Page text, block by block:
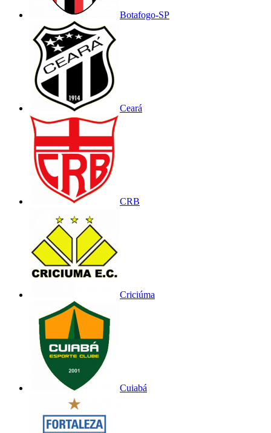
Botafogo-SP
Ceará
CRB
Criciúma
Cuiabá